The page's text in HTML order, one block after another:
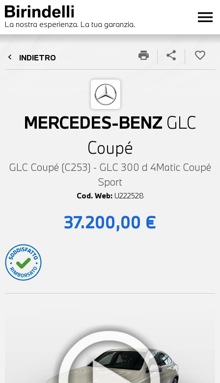
La nostra esperienza. La tua garanzia. menu
chevron_left INDIETRO
MERCEDES-BENZ GLC
Coupé
GLC Coupé (C253) - GLC 300 d 4Matic Coupé
Sport
Cod. Web: U222528
print share favorite_border
37.200,00 €